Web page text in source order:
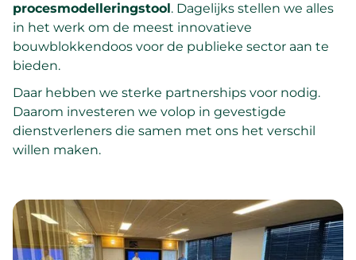
procesmodelleringstool. Dagelijks stellen we alles
in het werk om de meest innovatieve
bouwblokkendoos voor de publieke sector aan te
bieden.
Daar hebben we sterke partnerships voor nodig.
Daarom investeren we volop in gevestigde
dienstverleners die samen met ons het verschil
willen maken.